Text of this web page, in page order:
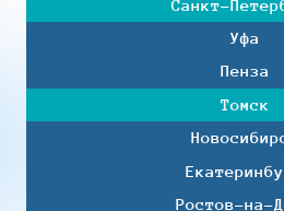
Санкт-
Уфа
Пенза
Томск
Ростов-на-